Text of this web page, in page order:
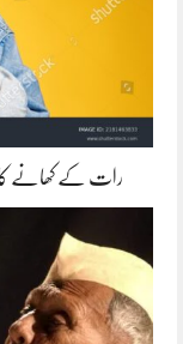
رات کے کھانے کا